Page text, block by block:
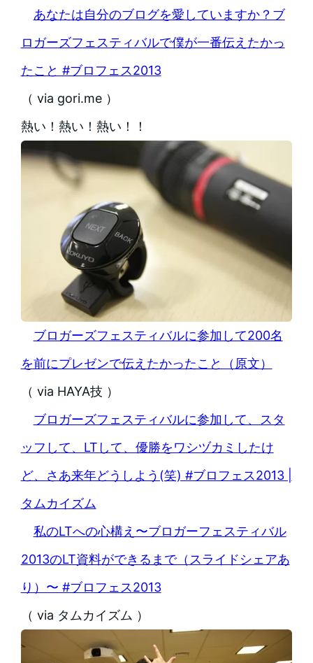
あなたは自分のブログを愛していますか？ブ
ロガーズフェスティバルで僕が一番伝えたかっ
たこと #ブロフェス2013
（ via gori.me ）
熱い！熱い！熱い！！
ブロガーズフェスティバルに参加して200名
を前にプレゼンで伝えたかったこと（原文）
（ via HAYA技 ）
ブロガーズフェスティバルに参加して、スタ
ッフして、LTして、優勝をワシヅカミしたけ
ど、さあ来年どうしよう(笑) #ブロフェス2013 |
タムカイズム
私のLTへの心構え〜ブロガーフェスティバル
2013のLT資料ができるまで（スライドシェアあ
り）〜 #ブロフェス2013
（ via タムカイズム ）